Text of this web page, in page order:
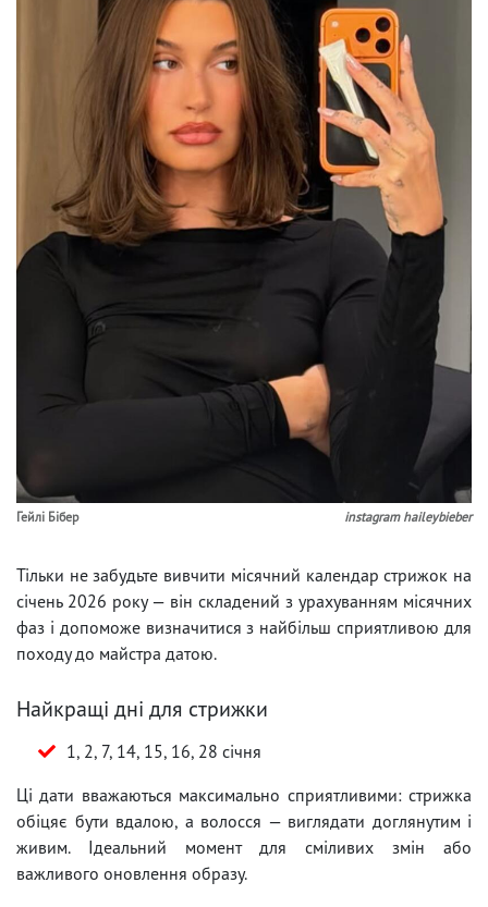
Гейлі Бібер instagram haileybieber
Тільки не забудьте вивчити місячний календар стрижок на
січень 2026 року — він складений з урахуванням місячних
фаз і допоможе визначитися з найбільш сприятливою для
походу до майстра датою.
Найкращі дні для стрижки
1, 2, 7, 14, 15, 16, 28 січня
Ці дати вважаються максимально сприятливими: стрижка
обіцяє бути вдалою, а волосся — виглядати доглянутим і
живим. Ідеальний момент для сміливих змін або
важливого оновлення образу.